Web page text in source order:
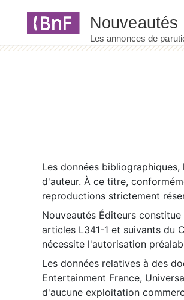
Les données
d'auteur. À ce titre,
reproductions strictement
Nouveautés Éditeurs
articles L341-1 et suivants du
nécessite l'autorisation
Les données relatives à des
Entertainment France,
d'aucune exploitation